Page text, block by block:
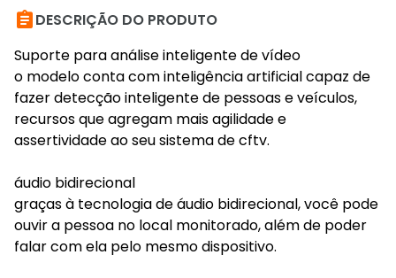
DESCRIÇÃO DO PRODUTO
Suporte para análise inteligente de vídeo
o modelo conta com inteligência artificial capaz de
fazer detecção inteligente de pessoas e veículos,
recursos que agregam mais agilidade e
assertividade ao seu sistema de cftv.
áudio bidirecional
graças à tecnologia de áudio bidirecional, você pode
ouvir a pessoa no local monitorado, além de poder
falar com ela pelo mesmo dispositivo.